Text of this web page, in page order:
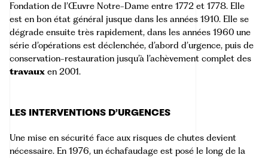
Fondation de l’Œuvre Notre-Dame entre 1772 et 1778. Elle
est en bon état général jusque dans les années 1910. Elle se
dégrade ensuite très rapidement, dans les années 1960 une
série d’opérations est déclenchée, d’abord d’urgence, puis de
conservation-restauration jusqu’à l’achèvement complet des
travaux en 2001.
LES INTERVENTIONS D’URGENCES
Une mise en sécurité face aux risques de chutes devient
nécessaire. En 1976, un échafaudage est posé le long de la